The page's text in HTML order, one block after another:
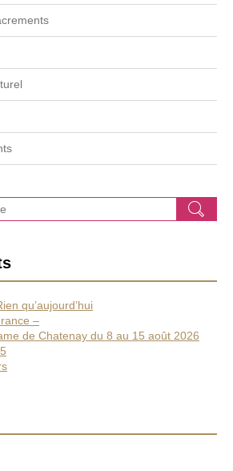
Ok
qu’aujourd’hui
–
de Chatenay du 8 au 15 août 2026